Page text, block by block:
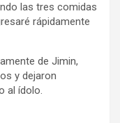
las tres comidas
rápidamente
de Jimin,
y dejaron
al ídolo.